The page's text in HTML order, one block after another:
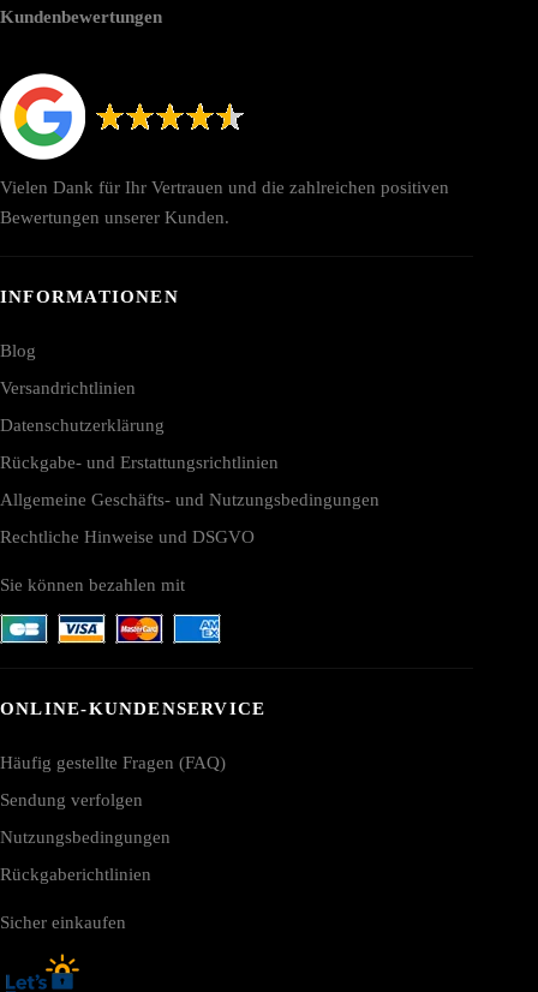
Kundenbewertungen
Vielen Dank für Ihr Vertrauen und die zahlreichen positiven
Bewertungen unserer Kunden.
INFORMATIONEN
Blog
Versandrichtlinien
Datenschutzerklärung
Rückgabe- und Erstattungsrichtlinien
Allgemeine Geschäfts- und Nutzungsbedingungen
Rechtliche Hinweise und DSGVO
Sie können bezahlen mit
ONLINE-KUNDENSERVICE
Häufig gestellte Fragen (FAQ)
Sendung verfolgen
Nutzungsbedingungen
Rückgaberichtlinien
Sicher einkaufen